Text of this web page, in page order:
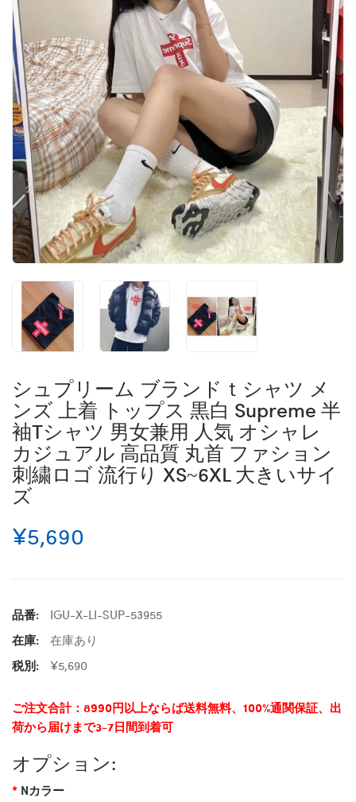
シュプリーム ブランドｔシャツ メ
ンズ 上着 トップス 黒白 Supreme 半
袖Tシャツ 男女兼用 人気 オシャレ
カジュアル 高品質 丸首 ファション
刺繍ロゴ 流行り XS~6XL 大きいサイ
ズ
¥5,690
品番:
IGU-X-LI-SUP-53955
在庫:
在庫あり
税別:
¥5,690
ご注文合計：8990円以上ならば送料無料、100%通関保証、出
荷から届けまで3-7日間到着可
オプション:
Nカラー